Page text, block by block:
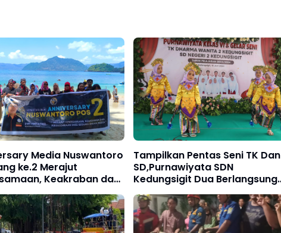
Media Nuswantoro
ke.2 Merajut
Keakraban dan
Dari Sesama
Tampilkan Pentas Seni TK Dan
SD,Purnawiyata SDN
Kedungsigit Dua Berlangsung
Meriah